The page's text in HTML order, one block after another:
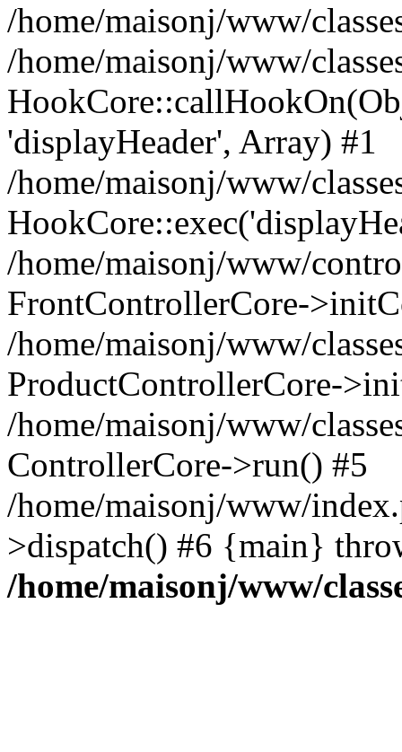
/home/maisonj/www/
/home/maisonj/www/
'displayHeader', Array) #1
/home/maisonj/www/
/home/maisonj/www/
FrontControllerCore-
/home/maisonj/www/
ProductControllerCore-
/home/maisonj/www/
ControllerCore->run() #5
/home/maisonj/www/
>dispatch() #6 {main}
/home/maisonj/www/